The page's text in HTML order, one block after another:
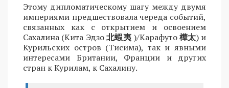
Этому дипломатическому шагу между двумя
империями предшествовала череда событий,
связанных как с открытием и освоением
Сахалина (Кита Эдзо北蝦夷 )/Карафуто樺太) и
Курильских остров (Тисима), так и явными
интересами Британии, Франции и других
стран к Курилам, к Сахалину.